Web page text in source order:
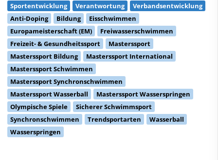
Sportentwicklung
Verantwortung
Verbandsentwicklung
Anti-Doping
Bildung
Eisschwimmen
Europameisterschaft (EM)
Freiwasserschwimmen
Freizeit- & Gesundheitssport
Masterssport
Masterssport Bildung
Masterssport International
Masterssport Schwimmen
Masterssport Synchronschwimmen
Masterssport Wasserball
Masterssport Wasserspringen
Olympische Spiele
Sicherer Schwimmsport
Synchronschwimmen
Trendsportarten
Wasserball
Wasserspringen